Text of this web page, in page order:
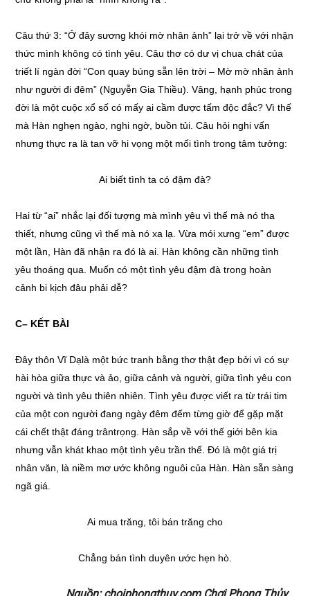
Câu thứ 3: “Ở đây sương khói mờ nhân ảnh” lại trở về với nhận
thức mình không có tình yêu. Câu thơ có dư vị chua chát của
triết lí ngàn đời “Con quay búng sẵn lên trời – Mờ mờ nhân ảnh
như người đi đêm” (Nguyễn Gia Thiều). Vâng, hạnh phúc trong
đời là một cuộc xổ số có mấy ai cầm được tấm độc đắc? Vì thế
mà Hàn nghẹn ngào, nghi ngờ, buồn tủi. Câu hỏi nghi vấn
nhưng thực ra là tan vỡ hi vọng một mối tình trong tâm tưởng:
Ai biết tình ta có đậm đà?
Hai từ “ai” nhắc lại đối tượng mà mình yêu vì thế mà nó tha
thiết, nhưng cũng vì thế mà nó xa lạ. Vừa mói xưng “em” được
một lần, Hàn đã nhận ra đó là ai. Hàn không cần những tình
yêu thoáng qua. Muốn có một tình yêu đậm đà trong hoàn
cảnh bi kịch đâu phải dễ?
C– KẾT BÀI
Đây thôn Vĩ Dạlà một bức tranh bằng thơ thật đẹp bởi vì có sự
hài hòa giữa thực và ảo, giữa cảnh và người, giữa tình yêu con
người và tình yêu thiên nhiên. Tình yêu được viết ra từ trái tim
của một con người đang ngày đêm đếm từng giờ để gặp mặt
cái chết thật đáng trântrọng. Hàn sắp về với thế giới bên kia
nhưng vẫn khát khao một tình yêu trần thế. Đó là một giá trị
nhân văn, là niềm mơ ước không nguôi của Hàn. Hàn sẵn sàng
ngã giá.
Ai mua trăng, tôi bán trăng cho
Chẳng bán tình duyên ước hẹn hò.